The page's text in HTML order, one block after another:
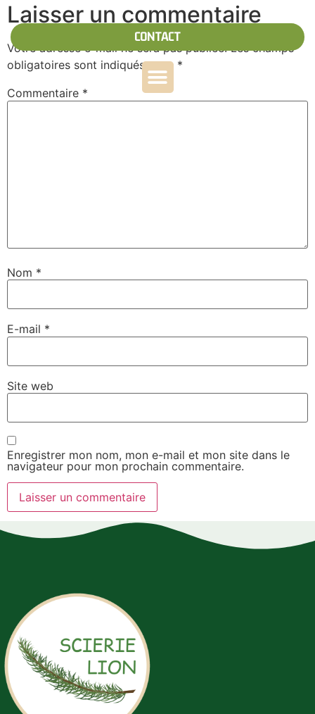
CONTACT
Laisser un commentaire
Votre adresse e-mail ne sera pas publiée. Les champs
obligatoires sont indiqués avec *
Commentaire *
Nom *
E-mail *
Site web
Enregistrer mon nom, mon e-mail et mon site dans le
navigateur pour mon prochain commentaire.